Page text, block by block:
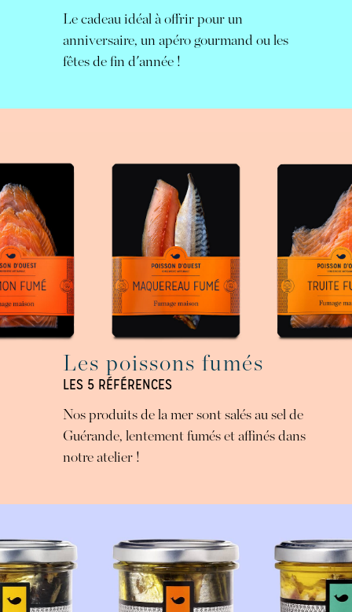
Le cadeau idéal à offrir pour un
anniversaire, un apéro gourmand ou les
fêtes de fin d'année !
Les poissons fumés
LES 5 RÉFÉRENCES
Nos produits de la mer sont salés au sel de
Guérande, lentement fumés et affinés dans
notre atelier !